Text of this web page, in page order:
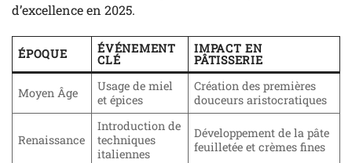
d’excellence en 2025.
ÉPOQUE ÉVÉNEMENT
CLÉ
IMPACT EN
PÂTISSERIE
Moyen Âge
Usage de miel
et épices
Création des premières
douceurs aristocratiques
Renaissance
Introduction de
techniques
italiennes
Développement de la pâte
feuilletée et crèmes fines